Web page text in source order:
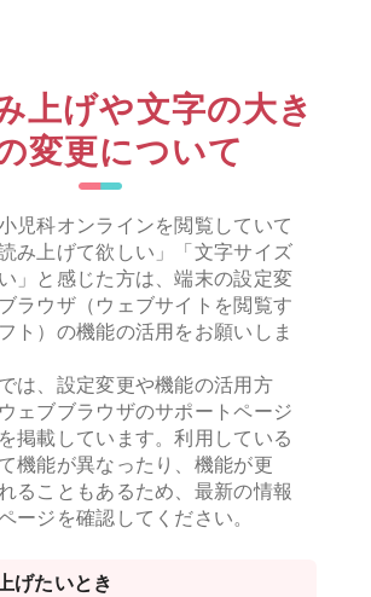
上げや文字の大き
変更について
児科オンラインを閲覧していて
み上げて欲しい」「文字サイズ
」と感じた方は、端末の設定変
ラウザ（ウェブサイトを閲覧す
ト）の機能の活用をお願いしま
は、設定変更や機能の活用方
ェブブラウザのサポートページ
掲載しています。利用している
機能が異なったり、機能が更
ることもあるため、最新の情報
ージを確認してください。
げたいとき